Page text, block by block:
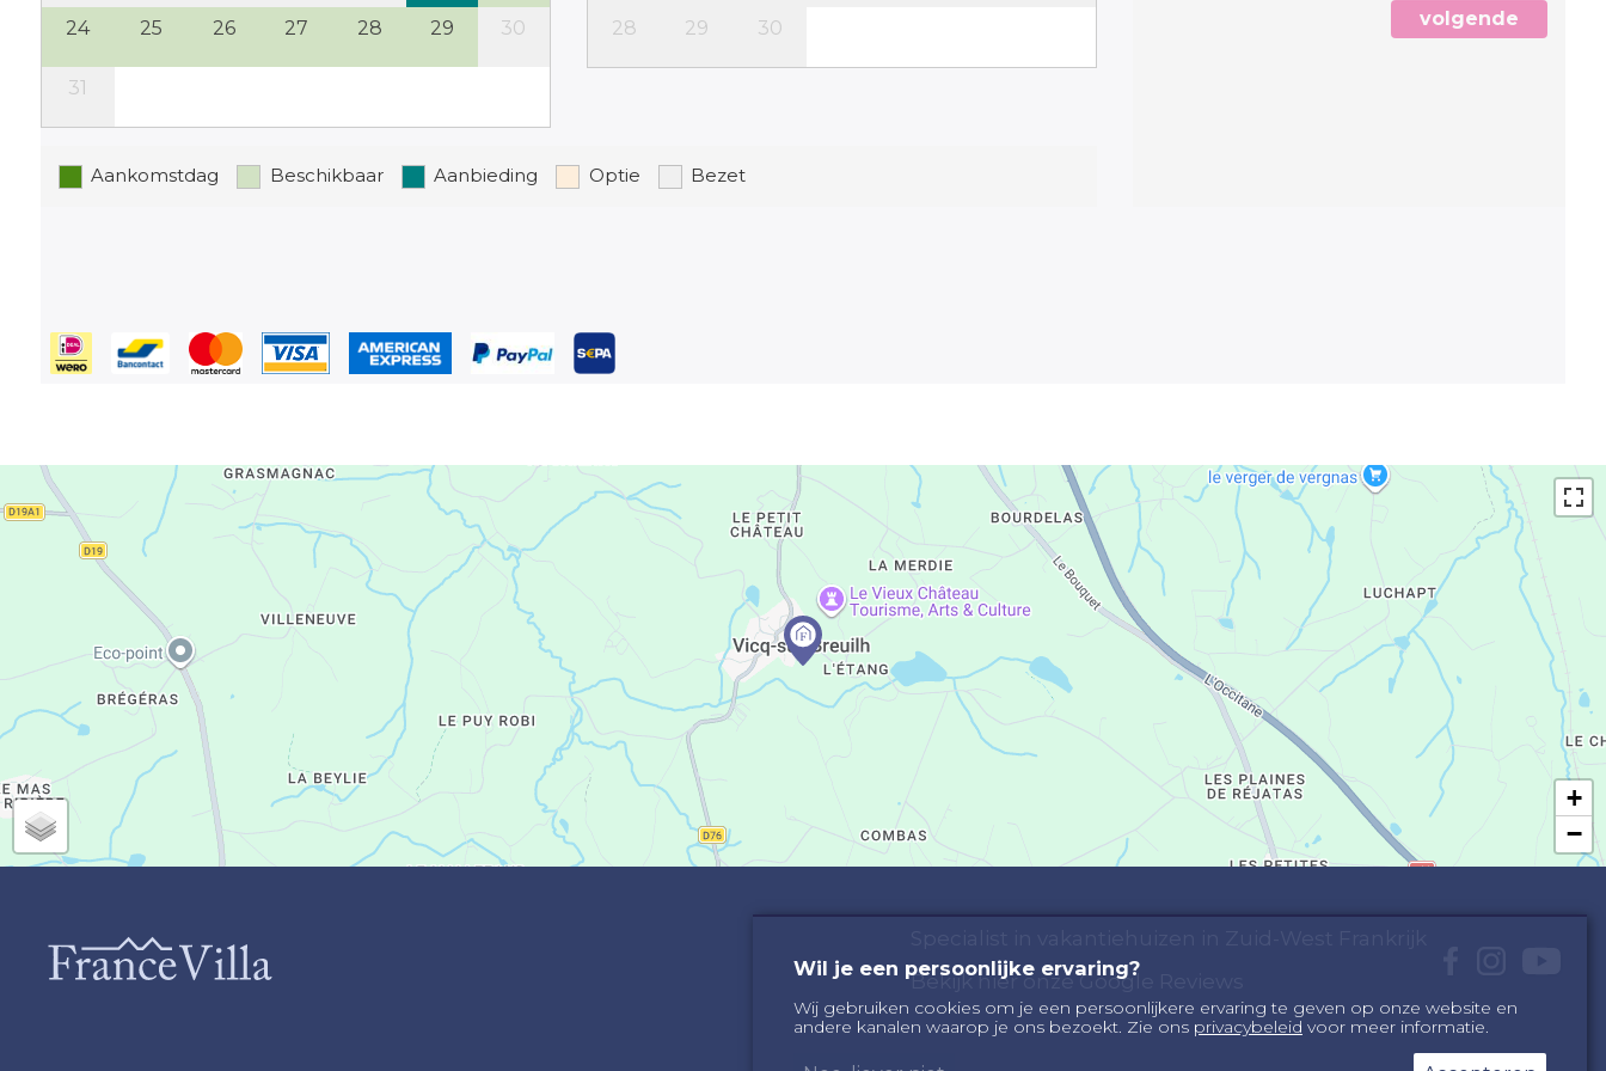
te voldoen.
24 25 26 27 28 29 30
31
28 29 30
Aankomstdag Beschikbaar Aanbieding Optie Bezet
volgende
+
−
Bekijk hier onze Google Reviews
Wil je een persoonlijke ervaring?
Wij gebruiken cookies om je een persoonlijkere ervaring te geven op onze website en
andere kanalen waarop je ons bezoekt. Zie ons privacybeleid voor meer informatie.